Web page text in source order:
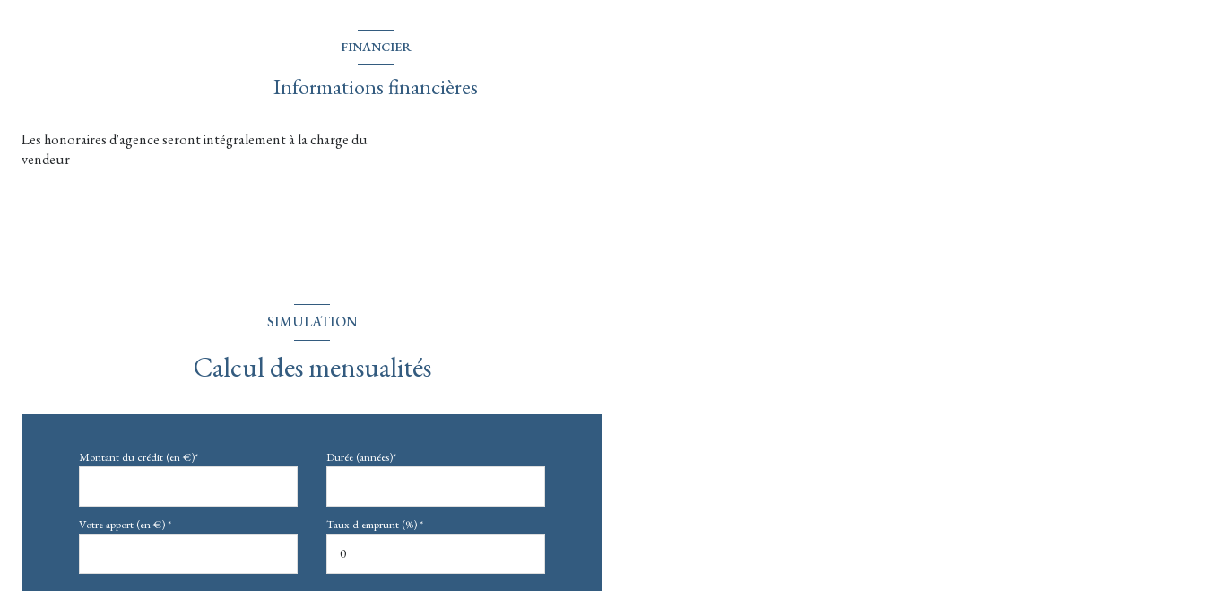
FINANCIER
Informations financières
Les honoraires d'agence seront intégralement à la charge du
vendeur
SIMULATION
Calcul des mensualités
Montant du crédit (en €)* Durée (années)*
Votre apport (en €) * Taux d'emprunt (%) *